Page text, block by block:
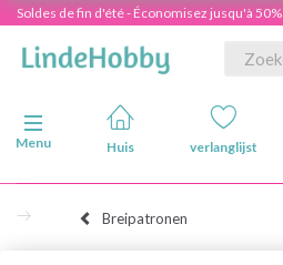
Soldes de fin d'été - Économisez jusqu'à 50%
Navigatie in-/uitschakelen
Menu
Huis verlanglijst
Breipatronen